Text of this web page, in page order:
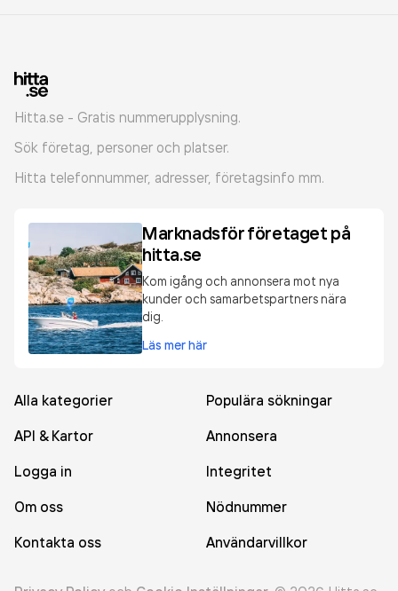
Hitta.se - Gratis nummerupplysning.
Sök företag, personer och platser.
Hitta telefonnummer, adresser, företagsinfo mm.
Marknadsför företaget på
hitta.se
Kom igång och annonsera mot nya
kunder och samarbetspartners nära
dig.
Läs mer här
Alla kategorier
Populära sökningar
API & Kartor
Annonsera
Logga in
Integritet
Om oss
Nödnummer
Kontakta oss
Användarvillkor